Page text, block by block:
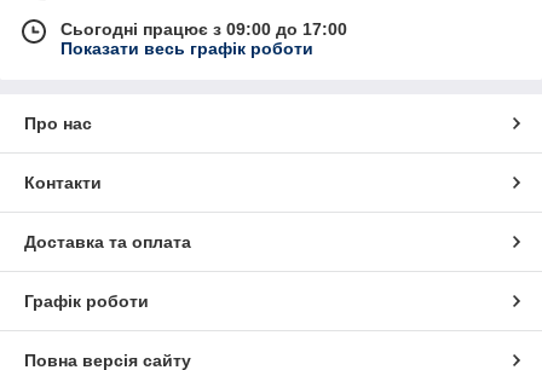
Сьогодні працює з 09:00 до 17:00
Показати весь графік роботи
Про нас
Контакти
Доставка та оплата
Графік роботи
Повна версія сайту